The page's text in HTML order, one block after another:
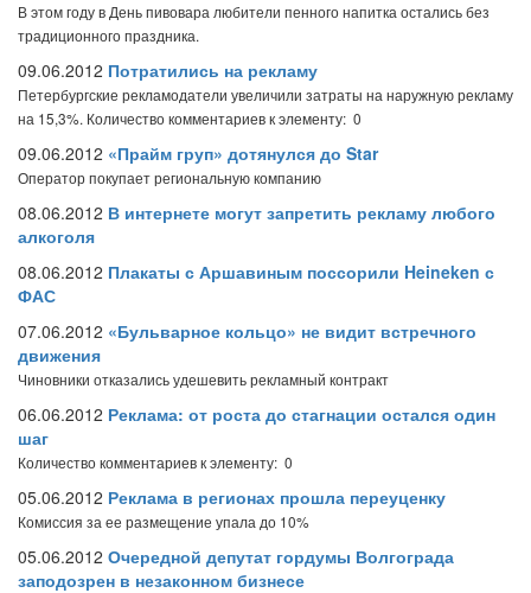
В этом году в День пивовара любители пенного напитка остались без
традиционного праздника.
09.06.2012 Потратились на рекламу
Петербургские рекламодатели увеличили затраты на наружную рекламу
на 15,3%. Количество комментариев к элементу: 0
09.06.2012 «Прайм груп» дотянулся до Star
Оператор покупает региональную компанию
08.06.2012 В интернете могут запретить рекламу любого
алкоголя
08.06.2012 Плакаты с Аршавиным поссорили Heineken с
ФАС
07.06.2012 «Бульварное кольцо» не видит встречного
движения
Чиновники отказались удешевить рекламный контракт
06.06.2012 Реклама: от роста до стагнации остался один
шаг
Количество комментариев к элементу: 0
05.06.2012 Реклама в регионах прошла переуценку
Комиссия за ее размещение упала до 10%
05.06.2012 Очередной депутат гордумы Волгограда
заподозрен в незаконном бизнесе